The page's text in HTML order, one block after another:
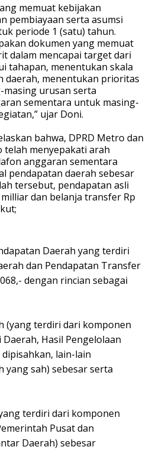
memuat kebijakan
pembiayaan serta asumsi
periode 1 (satu) tahun.
dokumen yang memuat
dalam mencapai target dari
tahapan, menentukan skala
daerah, menentukan prioritas
urusan serta
sementara untuk masing-
ujar Doni.
bahwa, DPRD Metro dan
menyepakati arah
anggaran sementara
pendapatan daerah sebesar
tersebut, pendapatan asli
dan belanja transfer Rp
Daerah yang terdiri
dan Pendapatan Transfer
dengan rincian sebagai
(yang terdiri dari komponen
Hasil Pengelolaan
lain-lain
yang sah) sebesar serta
terdiri dari komponen
Pusat dan
Daerah) sebesar